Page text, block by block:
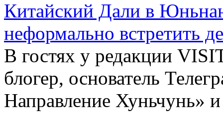
Китайский Дали в
неформально встретить
В гостях у редакции
блогер, основатель
Направление Хуньчунь»